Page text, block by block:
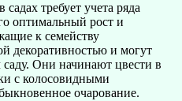
требует учета ряда
оптимальный рост и
к семейству
декоративностью и могут
Они начинают цвести в
с колосовидными
очарование.